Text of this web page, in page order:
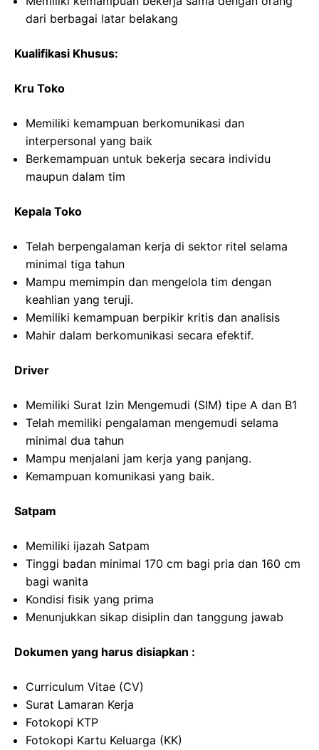
dari berbagai latar belakang
Kualifikasi Khusus:
Kru Toko
Memiliki kemampuan berkomunikasi dan
interpersonal yang baik
Berkemampuan untuk bekerja secara individu
maupun dalam tim
Kepala Toko
Telah berpengalaman kerja di sektor ritel selama
minimal tiga tahun
Mampu memimpin dan mengelola tim dengan
keahlian yang teruji.
Memiliki kemampuan berpikir kritis dan analisis
Mahir dalam berkomunikasi secara efektif.
Driver
Memiliki Surat Izin Mengemudi (SIM) tipe A dan B1
Telah memiliki pengalaman mengemudi selama
minimal dua tahun
Mampu menjalani jam kerja yang panjang.
Kemampuan komunikasi yang baik.
Satpam
Memiliki ijazah Satpam
Tinggi badan minimal 170 cm bagi pria dan 160 cm
bagi wanita
Kondisi fisik yang prima
Menunjukkan sikap disiplin dan tanggung jawab
Dokumen yang harus disiapkan :
Curriculum Vitae (CV)
Surat Lamaran Kerja
Fotokopi KTP
Fotokopi Kartu Keluarga (KK)